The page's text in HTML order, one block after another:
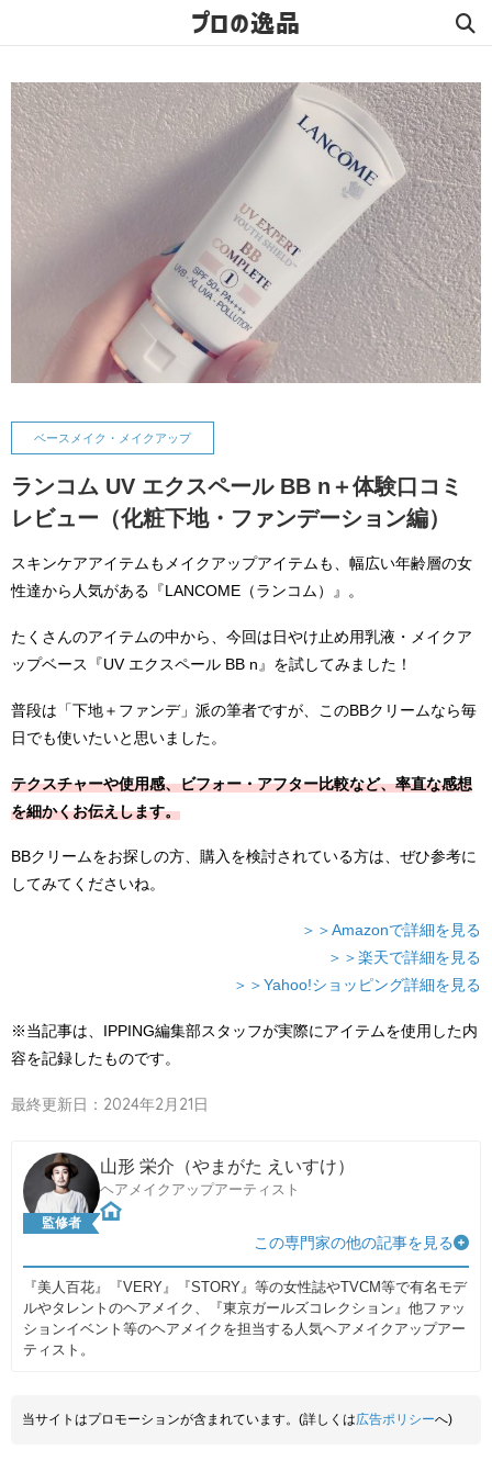
プロの逸品
ベースメイク・メイクアップ
ランコム UV エクスペール BB n＋体験口コミ
レビュー（化粧下地・ファンデーション編）
スキンケアアイテムもメイクアップアイテムも、幅広い年齢層の女
性達から人気がある『LANCOME（ランコム）』。
たくさんのアイテムの中から、今回は日やけ止め用乳液・メイクア
ップベース『UV エクスペール BB n』を試してみました！
普段は「下地＋ファンデ」派の筆者ですが、このBBクリームなら毎
日でも使いたいと思いました。
テクスチャーや使用感、ビフォー・アフター比較など、率直な感想
を細かくお伝えします。
BBクリームをお探しの方、購入を検討されている方は、ぜひ参考に
してみてくださいね。
＞＞Amazonで詳細を見る
＞＞楽天で詳細を見る
＞＞Yahoo!ショッピング詳細を見る
※当記事は、IPPING編集部スタッフが実際にアイテムを使用した内
容を記録したものです。
最終更新日：2024年2月21日
監修者
山形 栄介（やまがた えいすけ）
ヘアメイクアップアーティスト
この専門家の他の記事を見る
『美人百花』『VERY』『STORY』等の女性誌やTVCM等で有名モデ
ルやタレントのヘアメイク、『東京ガールズコレクション』他ファッ
ションイベント等のヘアメイクを担当する人気ヘアメイクアップアー
ティスト。
当サイトはプロモーションが含まれています。(詳しくは広告ポリシーへ)